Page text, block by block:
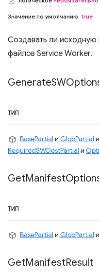
Значение по умолчанию: true
Создавать ли исходную
файлов Service Worker.
Generate
ТИП
BasePartial и GlobPartial и
RequiredSWDestPartial и
GetManifest
ТИП
BasePartial и GlobPartial и
GetManifestResult